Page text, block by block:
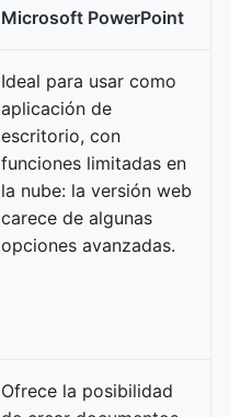
Microsoft PowerPoint
Ideal para usar como
aplicación de
escritorio, con
funciones limitadas en
la nube: la versión web
carece de algunas
opciones avanzadas.
Ofrece la posibilidad